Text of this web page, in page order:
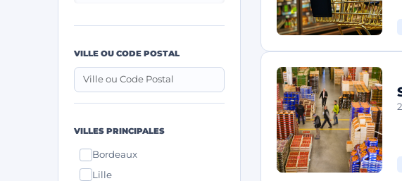
VILLE OU CODE POSTAL
VILLES PRINCIPALES
Bordeaux
Lille